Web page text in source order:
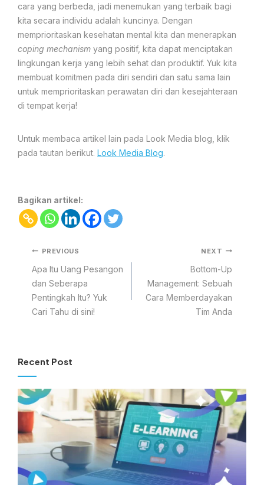
cara yang berbeda, jadi menemukan yang terbaik bagi
kita secara individu adalah kuncinya. Dengan
memprioritaskan kesehatan mental kita dan menerapkan
coping mechanism yang positif, kita dapat menciptakan
lingkungan kerja yang lebih sehat dan produktif. Yuk kita
membuat komitmen pada diri sendiri dan satu sama lain
untuk memprioritaskan perawatan diri dan kesejahteraan
di tempat kerja!
Untuk membaca artikel lain pada Look Media blog, klik
pada tautan berikut. Look Media Blog.
Bagikan artikel:
PREVIOUS
Apa Itu Uang Pesangon
dan Seberapa
Pentingkah Itu? Yuk
Cari Tahu di sini!
NEXT
Bottom-Up
Management: Sebuah
Cara Memberdayakan
Tim Anda
Recent Post